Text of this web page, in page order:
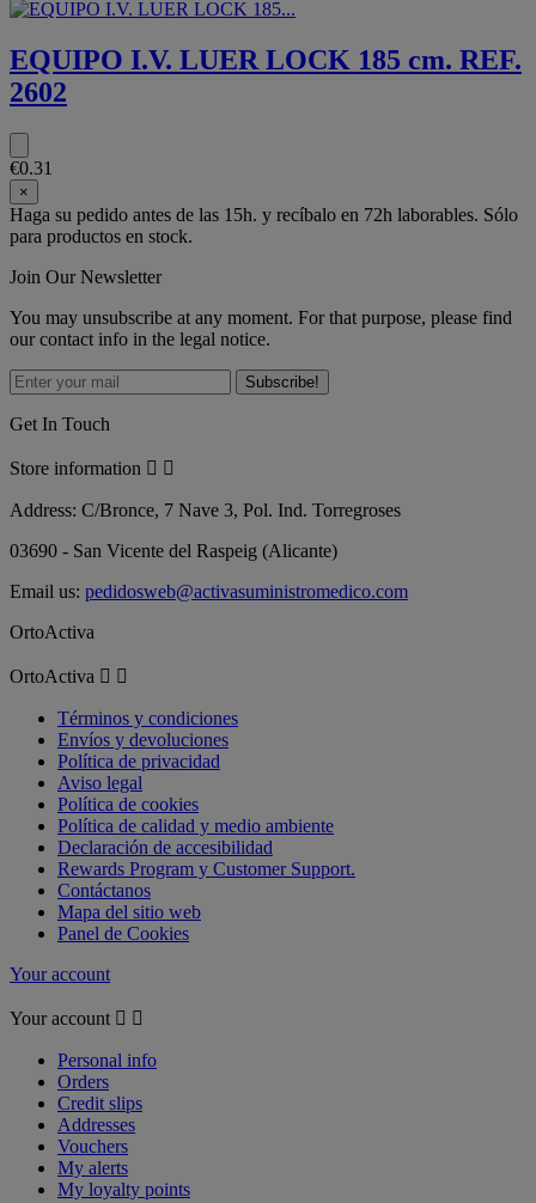
EQUIPO I.V. LUER LOCK 185 cm. REF.
2602
€0.31
×
Haga su pedido antes de las 15h. y recíbalo en 72h laborables. Sólo
para productos en stock.
Join Our Newsletter
You may unsubscribe at any moment. For that purpose, please find
our contact info in the legal notice.
Get In Touch
Store information  
Address: C/Bronce, 7 Nave 3, Pol. Ind. Torregroses
03690 - San Vicente del Raspeig (Alicante)
Email us: pedidosweb@activasuministromedico.com
OrtoActiva
OrtoActiva  
Términos y condiciones
Envíos y devoluciones
Política de privacidad
Aviso legal
Política de cookies
Política de calidad y medio ambiente
Declaración de accesibilidad
Rewards Program y Customer Support.
Contáctanos
Mapa del sitio web
Panel de Cookies
Your account
Your account  
Personal info
Orders
Credit slips
Addresses
Vouchers
My alerts
My loyalty points